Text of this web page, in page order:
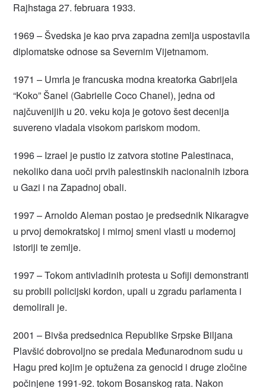
Rajhstaga 27. februara 1933.
1969 – Švedska je kao prva zapadna zemlja uspostavila
diplomatske odnose sa Severnim Vijetnamom.
1971 – Umrla je francuska modna kreatorka Gabrijela
“Koko” Šanel (Gabrielle Coco Chanel), jedna od
najčuvenijih u 20. veku koja je gotovo šest decenija
suvereno vladala visokom pariskom modom.
1996 – Izrael je pustio iz zatvora stotine Palestinaca,
nekoliko dana uoči prvih palestinskih nacionalnih izbora
u Gazi i na Zapadnoj obali.
1997 – Arnoldo Aleman postao je predsednik Nikaragve
u prvoj demokratskoj i mirnoj smeni vlasti u modernoj
istoriji te zemlje.
1997 – Tokom antivladinih protesta u Sofiji demonstranti
su probili policijski kordon, upali u zgradu parlamenta i
demolirali je.
2001 – Bivša predsednica Republike Srpske Biljana
Plavšić dobrovoljno se predala Međunarodnom sudu u
Hagu pred kojim je optužena za genocid i druge zločine
počinjene 1991-92. tokom Bosanskog rata. Nakon